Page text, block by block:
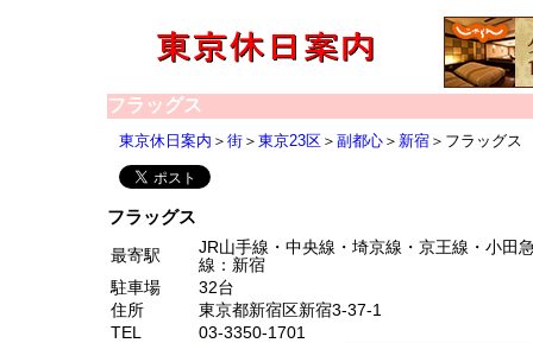
フラッグス
東京休日案内 ＞ 街 ＞ 東京23区 ＞ 副都心 ＞ 新宿 ＞フラッグス
フラッグス
最寄駅
JR山手線・中央線・埼京線・京王線・小田
線：新宿
駐車場
32台
住所
東京都新宿区新宿3-37-1
TEL
03-3350-1701